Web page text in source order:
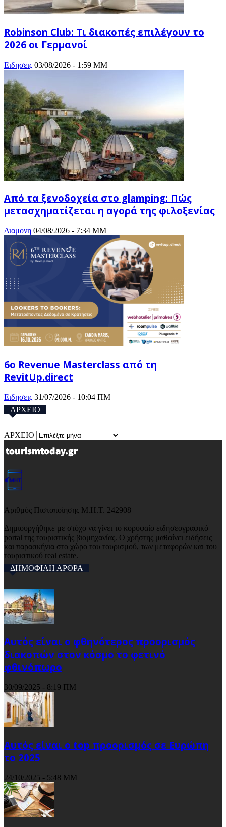
Robinson Club: Τι διακοπές επιλέγουν το
2026 οι Γερμανοί
Ειδησεις 03/08/2026 - 1:59 ΜΜ
Από τα ξενοδοχεία στο glamping: Πώς
μετασχηματίζεται η αγορά της φιλοξενίας
Διαμονη 04/08/2026 - 7:34 ΜΜ
6ο Revenue Masterclass από τη
RevitUp.direct
Ειδησεις 31/07/2026 - 10:04 ΠΜ
ΑΡΧΕΙΟ
ΑΡΧΕΙΟ
Αριθμός Πιστοποίησης Μ.Η.Τ. 242908
Δημιουργήθηκε με στόχο να γίνει το κορυφαίο ειδησεογραφικό
portal της τουριστικής βιομηχανίας. Ο χρήστης μαθαίνει ειδήσεις
και παρασκήνια στο χώρο του τουρισμού, των μεταφορών και του
τουριστικού real estate.
ΔΗΜΟΦΙΛΗ ΑΡΘΡΑ
Αυτός είναι ο φθηνότερος προορισμός
διακοπών στον κόσμο το φετινό
φθινόπωρο
30/09/2025 - 8:19 ΠΜ
Αυτός είναι ο top προορισμός σε Ευρώπη
το 2025
24/10/2025 - 5:48 ΜΜ